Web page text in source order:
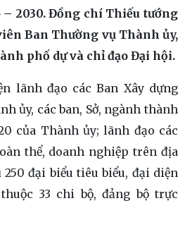
2030. Đồng chí Thiếu tướng
Ban Thường vụ Thành ủy,
phố dự và chỉ đạo Đại hội.
lãnh đạo các Ban Xây dựng
ủy, các ban, Sở, ngành thành
của Thành ủy; lãnh đạo các
thể, doanh nghiệp trên địa
đại biểu tiêu biểu, đại diện
33 chi bộ, đảng bộ trực